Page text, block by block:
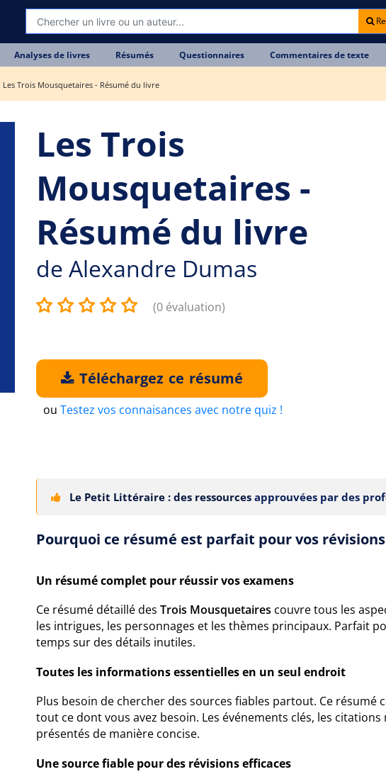
Analyses de livres Résumés Questionnaires Commentaires de texte
Les Trois Mousquetaires - Résumé du livre
Les Trois
Mousquetaires -
Résumé du livre
de Alexandre Dumas
(0 évaluation)
Téléchargez ce résumé
ou Testez vos connaisances avec notre quiz !
Le Petit Littéraire : des ressources approuvées par des
Pourquoi ce résumé est parfait pour vos révisions
Un résumé complet pour réussir vos examens
Ce résumé détaillé des Trois Mousquetaires couvre tous les
les intrigues, les personnages et les thèmes principaux. Parfait
temps sur des détails inutiles.
Toutes les informations essentielles en un seul endroit
Plus besoin de chercher des sources fiables partout. Ce résumé
tout ce dont vous avez besoin. Les événements clés, les
présentés de manière concise.
Une source fiable pour des révisions efficaces